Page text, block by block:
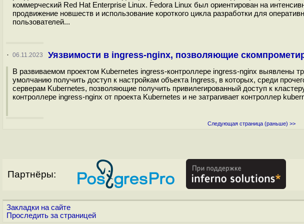
коммерческий Red Hat Enterprise Linux. Fedora Linux был ориентирован на
продвижение новшеств и использование короткого цикла разработки для
пользователей...
· 06.11.2023 Уязвимости в ingress-nginx, позволяющие
В развиваемом проектом Kubernetes ingress-контроллере ingress-nginx выявлены
умолчанию получить доступ к настройкам объекта Ingress, в которых, среди
серверам Kubernetes, позволяющие получить привилегированный доступ к
контроллере ingress-nginx от проекта Kubernetes и не затрагивает контроллер
Следующая страница (раньше) >>
Партнёры:
Закладки на сайте
Проследить за страницей